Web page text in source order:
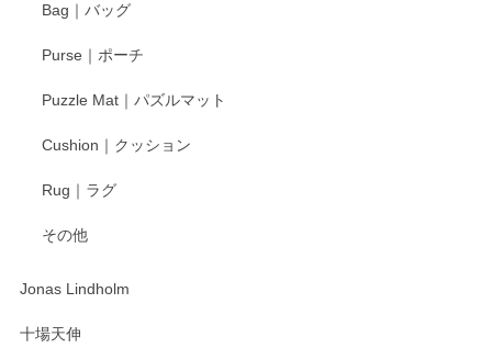
Bag｜バッグ
Purse｜ポーチ
Puzzle Mat｜パズルマット
Cushion｜クッション
Rug｜ラグ
その他
Jonas Lindholm
十場天伸